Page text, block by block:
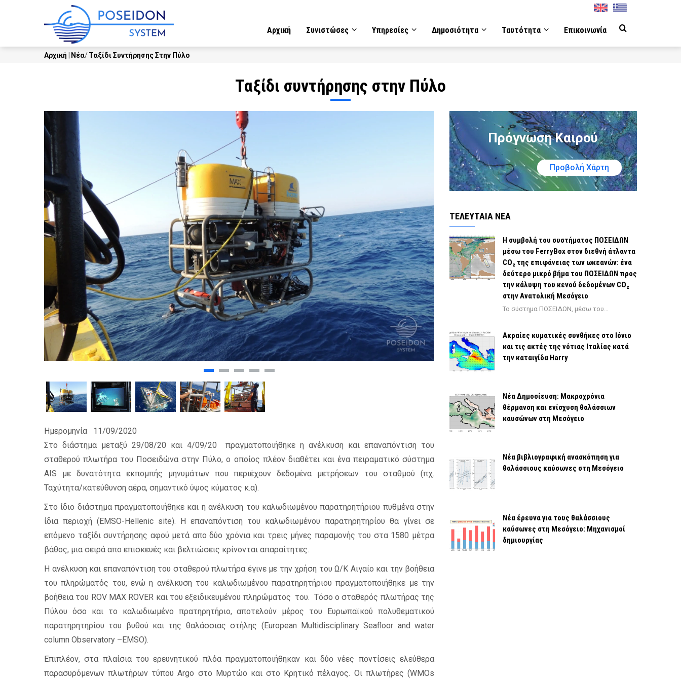
content
English Greek
Αρχική Συνιστώσες Υπηρεσίες Δημοσιότητα Ταυτότητα Επικοινωνία
Αρχική Νέα/Ταξίδι Συντήρησης Στην Πύλο
Ταξίδι συντήρησης στην Πύλο
Ημερομηνία
11/09/2020
Στο διάστημα μεταξύ 29/08/20 και 4/09/20 πραγματοποιήθηκε η ανέλκυση και επαναπόντιση του
σταθερού πλωτήρα του Ποσειδώνα στην Πύλο, ο οποίος πλέον διαθέτει και ένα πειραματικό σύστημα
AIS με δυνατότητα εκπομπής μηνυμάτων που περιέχουν δεδομένα μετρήσεων του σταθμού (πχ.
Ταχύτητα/κατεύθυνση αέρα, σημαντικό ύψος κύματος κ.α).
Στο ίδιο διάστημα πραγματοποιήθηκε και η ανέλκυση του καλωδιωμένου παρατηρητήριου πυθμένα στην
ίδια περιοχή (EMSO-Hellenic site). Η επαναπόντιση του καλωδιωμένου παρατηρητηρίου θα γίνει σε
επόμενο ταξίδι συντήρησης αφού μετά απο δύο χρόνια και τρεις μήνες παραμονής του στα 1580 μέτρα
βάθος, μια σειρά απο επισκευές και βελτιώσεις κρίνονται απαραίτητες.
Η ανέλκυση και επαναπόντιση του σταθερού πλωτήρα έγινε με την χρήση του Ω/Κ Αιγαίο και την βοήθεια
του πληρώματός του, ενώ η ανέλκυση του καλωδιωμένου παρατηρητήριου πραγματοποιήθηκε με την
βοήθεια του ROV MAX ROVER και του εξειδικευμένου πληρώματος του. Τόσο ο σταθερός πλωτήρας της
Πύλου όσο και το καλωδιωμένο πρατηρητήριο, αποτελούν μέρος του Ευρωπαϊκού πολυθεματικού
παρατηρητηρίου του βυθού και της θαλάσσιας στήλης (European Multidisciplinary Seafloor and water
column Observatory –EMSO).
Επιπλέον, στα πλαίσια του ερευνητικού πλόα πραγματοποιήθηκαν και δύο νέες ποντίσεις ελεύθερα
παρασυρόμενων πλωτήρων τύπου Argo στο Μυρτώο και στο Κρητικό πέλαγος. Οι πλωτήρες (WMOs
Πρόγνωση Καιρού
Προβολή Χάρτη
ΤΕΛΕΥΤΑΙΑ ΝΕΑ
Η συμβολή του συστήματος ΠΟΣΕΙΔΩΝ
μέσω του FerryBox στον διεθνή άτλαντα
CO₂ της επιφάνειας των ωκεανών: ένα
δεύτερο μικρό βήμα του ΠΟΣΕΙΔΩΝ προς
την κάλυψη του κενού δεδομένων CO₂
στην Ανατολική Μεσόγειο
Το σύστημα ΠΟΣΕΙΔΩΝ, μέσω του…
Ακραίες κυματικές συνθήκες στο Ιόνιο
και τις ακτές της νότιας Ιταλίας κατά
την καταιγίδα Harry
Νέα Δημοσίευση: Μακροχρόνια
θέρμανση και ενίσχυση θαλάσσιων
καυσώνων στη Μεσόγειο
Νέα βιβλιογραφική ανασκόπηση για
θαλάσσιους καύσωνες στη Μεσόγειο
Νέα έρευνα για τους θαλάσσιους
καύσωνες στη Μεσόγειο: Μηχανισμοί
δημιουργίας